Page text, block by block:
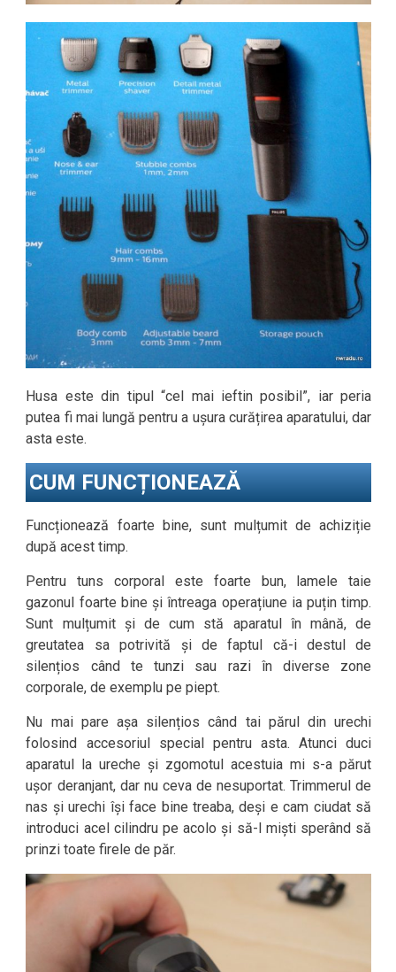
Husa este din tipul “cel mai ieftin posibil”, iar peria
putea fi mai lungă pentru a ușura curățirea aparatului, dar
asta este.
CUM FUNCȚIONEAZĂ
Funcționează foarte bine, sunt mulțumit de achiziție
după acest timp.
Pentru tuns corporal este foarte bun, lamele taie
gazonul foarte bine și întreaga operațiune ia puțin timp.
Sunt mulțumit și de cum stă aparatul în mână, de
greutatea sa potrivită și de faptul că-i destul de
silențios când te tunzi sau razi în diverse zone
corporale, de exemplu pe piept.
Nu mai pare așa silențios când tai părul din urechi
folosind accesoriul special pentru asta. Atunci duci
aparatul la ureche și zgomotul acestuia mi s-a părut
ușor deranjant, dar nu ceva de nesuportat. Trimmerul de
nas și urechi își face bine treaba, deși e cam ciudat să
introduci acel cilindru pe acolo și să-l miști sperând să
prinzi toate firele de păr.